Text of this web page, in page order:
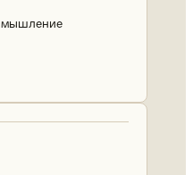
мышление